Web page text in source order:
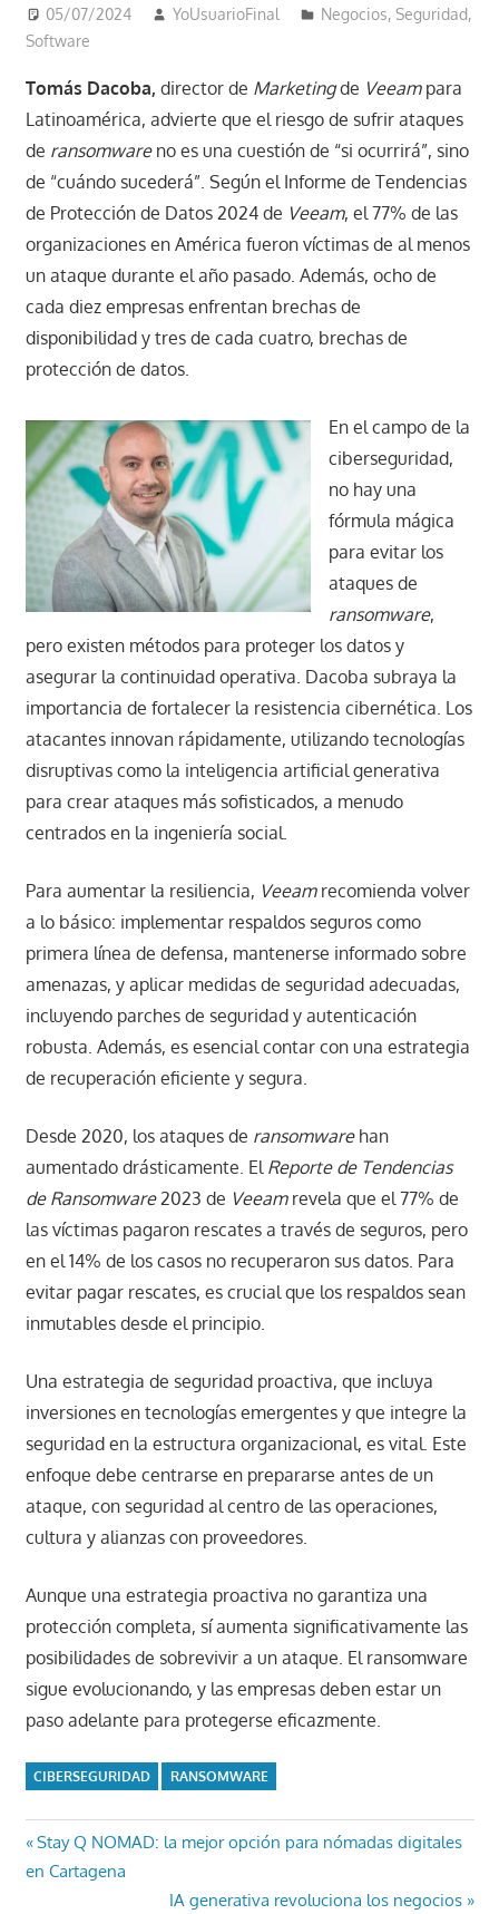
05/07/2024 YoUsuarioFinal Negocios,Seguridad,
Software
Tomás Dacoba, director de Marketingde Veeam para
Latinoamérica, advierte que el riesgo de sufrir ataques
de ransomware no es una cuestión de “si ocurrirá”, sino
de “cuándo sucederá”. Según el Informe de Tendencias
de Protección de Datos 2024 de Veeam, el 77% de las
organizaciones en América fueron víctimas de al menos
un ataque durante el año pasado. Además, ocho de
cada diez empresas enfrentan brechas de
disponibilidad y tres de cada cuatro, brechas de
protección de datos.
En el campo de la
ciberseguridad,
no hay una
fórmula mágica
para evitar los
ataques de
ransomware,
pero existen métodos para proteger los datos y
asegurar la continuidad operativa. Dacoba subraya la
importancia de fortalecer la resistencia cibernética. Los
atacantes innovan rápidamente, utilizando tecnologías
disruptivas como la inteligencia artificial generativa
para crear ataques más sofisticados, a menudo
centrados en la ingeniería social.
Para aumentar la resiliencia, Veeam recomienda volver
a lo básico: implementar respaldos seguros como
primera línea de defensa, mantenerse informado sobre
amenazas, y aplicar medidas de seguridad adecuadas,
incluyendo parches de seguridad y autenticación
robusta. Además, es esencial contar con una estrategia
de recuperación eficiente y segura.
Desde 2020, los ataques de ransomware han
aumentado drásticamente. El Reporte de Tendencias
de Ransomware2023 de Veeam revela que el 77% de
las víctimas pagaron rescates a través de seguros, pero
en el 14% de los casos no recuperaron sus datos. Para
evitar pagar rescates, es crucial que los respaldos sean
inmutables desde el principio.
Una estrategia de seguridad proactiva, que incluya
inversiones en tecnologías emergentes y que integre la
seguridad en la estructura organizacional, es vital. Este
enfoque debe centrarse en prepararse antes de un
ataque, con seguridad al centro de las operaciones,
cultura y alianzas con proveedores.
Aunque una estrategia proactiva no garantiza una
protección completa, sí aumenta significativamente las
posibilidades de sobrevivir a un ataque. El ransomware
sigue evolucionando, y las empresas deben estar un
paso adelante para protegerse eficazmente.
CIBERSEGURIDAD RANSOMWARE
Navegación
Entrada
anterior:
Stay Q NOMAD: la mejor opción para nómadas digitales
en Cartagena
Entrada
IA generativa revoluciona los negocios